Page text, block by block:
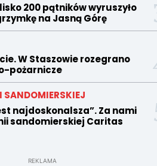
200 pątników wyruszyło
na Jasną Górę
W Staszowie rozegrano
pożarnicze
SANDOMIERSKIEJ
najdoskonalsza”. Za nami
sandomierskiej Caritas
REKLAMA